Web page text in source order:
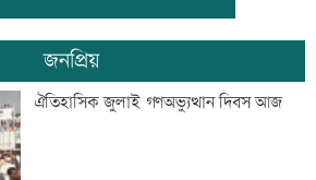
ইলিয়াস আলী গুম: উইং কমান্ডারের বিরুদ্ধে
পরোয়ানা
জনপ্রিয়
ঐতিহাসিক জুলাই গণঅভ্যুত্থান দিবস আজ